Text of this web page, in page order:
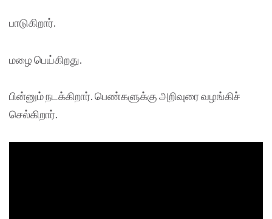
பாடுகிறார்.
மழை பெய்கிறது.
பின்னும் நடக்கிறார். பெண்களுக்கு அறிவுரை வழங்கிச்
செல்கிறார்.